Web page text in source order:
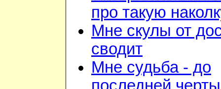
про такую
Мне скулы от
сводит
Мне судьба - до